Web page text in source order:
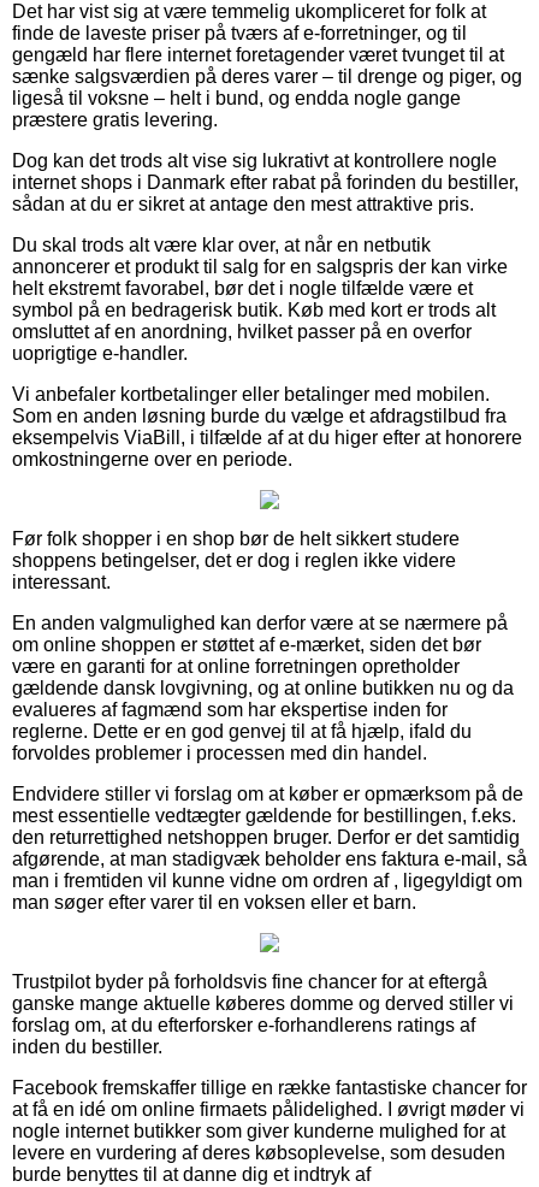
Det har vist sig at være temmelig ukompliceret for folk at
finde de laveste priser på tværs af e-forretninger, og til
gengæld har flere internet foretagender været tvunget til at
sænke salgsværdien på deres varer – til drenge og piger, og
ligeså til voksne – helt i bund, og endda nogle gange
præstere gratis levering.
Dog kan det trods alt vise sig lukrativt at kontrollere nogle
internet shops i Danmark efter rabat på forinden du bestiller,
sådan at du er sikret at antage den mest attraktive pris.
Du skal trods alt være klar over, at når en netbutik
annoncerer et produkt til salg for en salgspris der kan virke
helt ekstremt favorabel, bør det i nogle tilfælde være et
symbol på en bedragerisk butik. Køb med kort er trods alt
omsluttet af en anordning, hvilket passer på en overfor
uoprigtige e-handler.
Vi anbefaler kortbetalinger eller betalinger med mobilen.
Som en anden løsning burde du vælge et afdragstilbud fra
eksempelvis ViaBill, i tilfælde af at du higer efter at honorere
omkostningerne over en periode.
Før folk shopper i en shop bør de helt sikkert studere
shoppens betingelser, det er dog i reglen ikke videre
interessant.
En anden valgmulighed kan derfor være at se nærmere på
om online shoppen er støttet af e-mærket, siden det bør
være en garanti for at online forretningen opretholder
gældende dansk lovgivning, og at online butikken nu og da
evalueres af fagmænd som har ekspertise inden for
reglerne. Dette er en god genvej til at få hjælp, ifald du
forvoldes problemer i processen med din handel.
Endvidere stiller vi forslag om at køber er opmærksom på de
mest essentielle vedtægter gældende for bestillingen, f.eks.
den returrettighed netshoppen bruger. Derfor er det samtidig
afgørende, at man stadigvæk beholder ens faktura e-mail, så
man i fremtiden vil kunne vidne om ordren af , ligegyldigt om
man søger efter varer til en voksen eller et barn.
Trustpilot byder på forholdsvis fine chancer for at eftergå
ganske mange aktuelle køberes domme og derved stiller vi
forslag om, at du efterforsker e-forhandlerens ratings af
inden du bestiller.
Facebook fremskaffer tillige en række fantastiske chancer for
at få en idé om online firmaets pålidelighed. I øvrigt møder vi
nogle internet butikker som giver kunderne mulighed for at
levere en vurdering af deres købsoplevelse, som desuden
burde benyttes til at danne dig et indtryk af